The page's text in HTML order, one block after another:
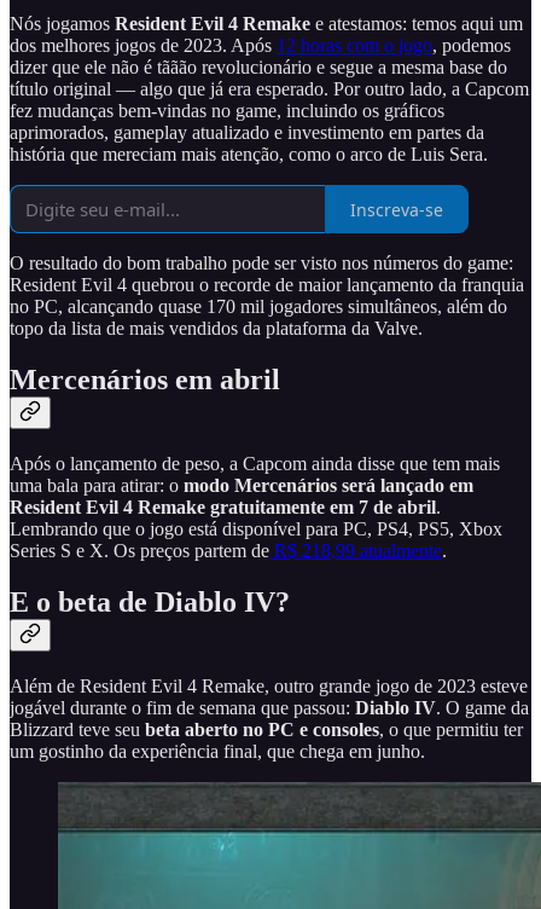
Nós jogamos Resident Evil 4 Remake e atestamos: temos aqui um
dos melhores jogos de 2023. Após 12 horas com o jogo, podemos
dizer que ele não é tããão revolucionário e segue a mesma base do
título original — algo que já era esperado. Por outro lado, a Capcom
fez mudanças bem-vindas no game, incluindo os gráficos
aprimorados, gameplay atualizado e investimento em partes da
história que mereciam mais atenção, como o arco de Luis Sera.
Inscreva-se
O resultado do bom trabalho pode ser visto nos números do game:
Resident Evil 4 quebrou o recorde de maior lançamento da franquia
no PC, alcançando quase 170 mil jogadores simultâneos, além do
topo da lista de mais vendidos da plataforma da Valve.
Mercenários em abril
Após o lançamento de peso, a Capcom ainda disse que tem mais
uma bala para atirar: o modo Mercenários será lançado em
Resident Evil 4 Remake gratuitamente em 7 de abril.
Lembrando que o jogo está disponível para PC, PS4, PS5, Xbox
Series S e X. Os preços partem de R$ 218,99 atualmente.
E o beta de Diablo IV?
Além de Resident Evil 4 Remake, outro grande jogo de 2023 esteve
jogável durante o fim de semana que passou: Diablo IV. O game da
Blizzard teve seu beta aberto no PC e consoles, o que permitiu ter
um gostinho da experiência final, que chega em junho.